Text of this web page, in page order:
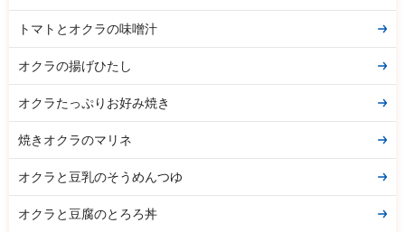
トマトとオクラの味噌汁
オクラの揚げひたし
オクラたっぷりお好み焼き
焼きオクラのマリネ
オクラと豆乳のそうめんつゆ
オクラと豆腐のとろろ丼